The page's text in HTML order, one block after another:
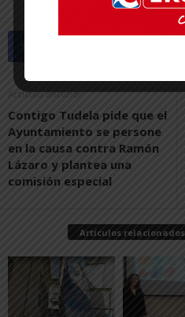
Artículo anterior
Contigo Tudela pide que el
Ayuntamiento se persone
en la causa contra Ramón
Lázaro y plantea una
comisión especial
Artículos relacionados